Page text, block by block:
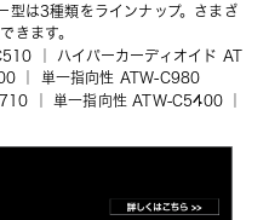
型は3種類をラインナップ。さまざ
きます。
ハイパーカーディオイド AT
単一指向性 ATW-C980
｜ 単一指向性 ATW-C5400